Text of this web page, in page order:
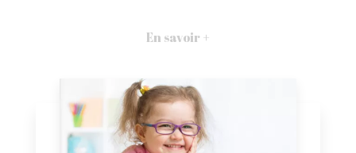
En savoir +